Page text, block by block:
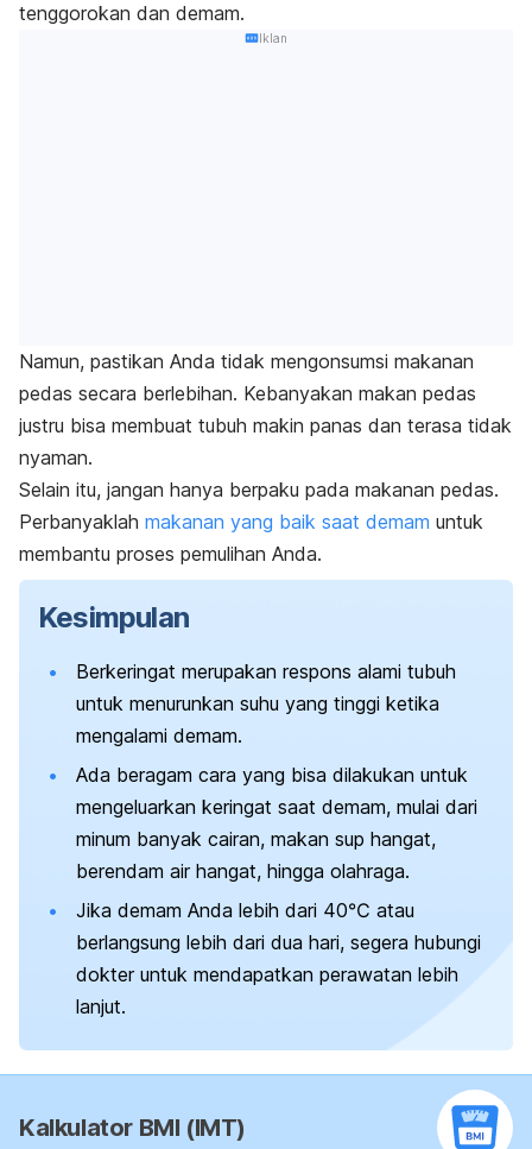
tenggorokan dan demam.
Iklan
Namun, pastikan Anda tidak mengonsumsi makanan
pedas secara berlebihan. Kebanyakan makan pedas
justru bisa membuat tubuh makin panas dan terasa tidak
nyaman.
Selain itu, jangan hanya berpaku pada makanan pedas.
Perbanyaklah makanan yang baik saat demam untuk
membantu proses pemulihan Anda.
Kesimpulan
Berkeringat merupakan respons alami tubuh
untuk menurunkan suhu yang tinggi ketika
mengalami demam.
Ada beragam cara yang bisa dilakukan untuk
mengeluarkan keringat saat demam, mulai dari
minum banyak cairan, makan sup hangat,
berendam air hangat, hingga olahraga.
Jika demam Anda lebih dari 40℃ atau
berlangsung lebih dari dua hari, segera hubungi
dokter untuk mendapatkan perawatan lebih
lanjut.
Kalkulator BMI (IMT)